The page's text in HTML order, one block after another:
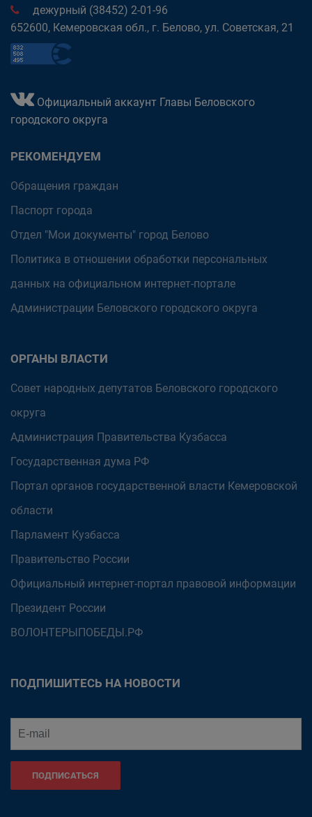
дежурный (38452) 2-01-96
652600, Кемеровская обл., г. Белово, ул. Советская, 21
Официальный аккаунт Главы Беловского
городского округа
РЕКОМЕНДУЕМ
Обращения граждан
Паспорт города
Отдел "Мои документы" город Белово
Политика в отношении обработки персональных
данных на официальном интернет-портале
Администрации Беловского городского округа
ОРГАНЫ ВЛАСТИ
Совет народных депутатов Беловского городского
округа
Администрация Правительства Кузбасса
Государственная дума РФ
Портал органов государственной власти Кемеровской
области
Парламент Кузбасса
Правительство России
Официальный интернет-портал правовой информации
Президент России
ВОЛОНТЕРЫПОБЕДЫ.РФ
ПОДПИШИТЕСЬ НА НОВОСТИ
ПОДПИСАТЬСЯ